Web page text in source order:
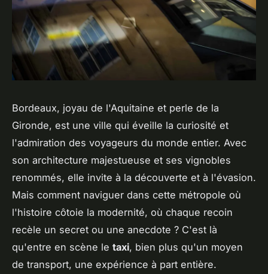
Bordeaux, joyau de l'Aquitaine et perle de la
Gironde, est une ville qui éveille la curiosité et
l'admiration des voyageurs du monde entier. Avec
son architecture majestueuse et ses vignobles
renommés, elle invite à la découverte et à l'évasion.
Mais comment naviguer dans cette métropole où
l'histoire côtoie la modernité, où chaque recoin
recèle un secret ou une anecdote ? C'est là
qu'entre en scène le taxi, bien plus qu'un moyen
de transport, une expérience à part entière.